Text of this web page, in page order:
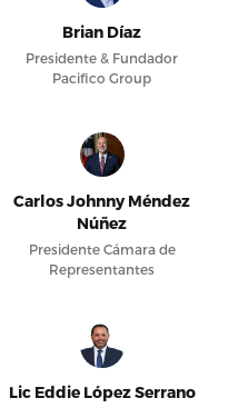
Brian Díaz
Presidente & Fundador
Pacifico Group
Carlos Johnny Méndez
Núñez
Presidente Cámara de
Representantes
Lic Eddie López Serrano